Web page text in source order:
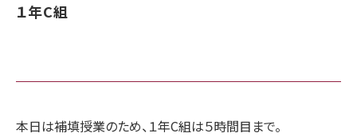
１年C組
本日は補填授業のため、１年C組は５時間目まで。